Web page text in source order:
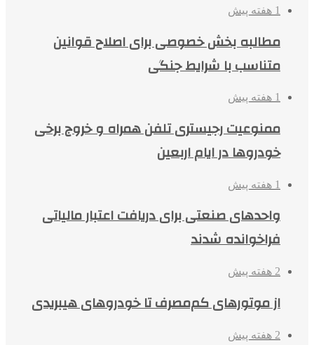
1 هفته پیش
مطالبه بخش خصوصی برای اصلاح قوانین
متناسب با شرایط جنگی
1 هفته پیش
ممنوعیت رجیستری تلفن همراه و خروج برخی
خودروها در ایام اربعین
1 هفته پیش
واحدهای صنعتی برای دریافت اعتبار مالیاتی
فراخوانده شدند
2 هفته پیش
از موتورهای کم‌مصرف تا خودروهای هیبریدی
2 هفته پیش